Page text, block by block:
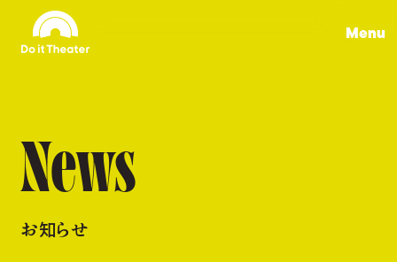
Menu
News
お知らせ